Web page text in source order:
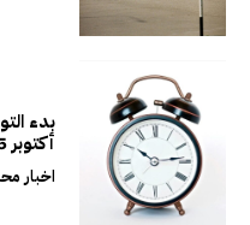
أكتوبر 2025
اخبار